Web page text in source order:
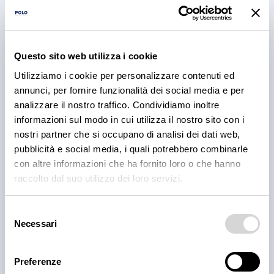
Questo sito web utilizza i cookie
Utilizziamo i cookie per personalizzare contenuti ed
annunci, per fornire funzionalità dei social media e per
analizzare il nostro traffico. Condividiamo inoltre
informazioni sul modo in cui utilizza il nostro sito con i
nostri partner che si occupano di analisi dei dati web,
pubblicità e social media, i quali potrebbero combinarle
con altre informazioni che ha fornito loro o che hanno
raccolto dal suo utilizzo dei loro servizi.
delNecessari
Preferenze
BBQ Ribs: come preparare e
cuocere le costine di maiale
Scopri come preparare e cuocere le BBQ ribs per il
tuo locale, dal rub alla cottura e confronta le
proposte fresche e precotte nel catalogo Polo.
3 ago 2026